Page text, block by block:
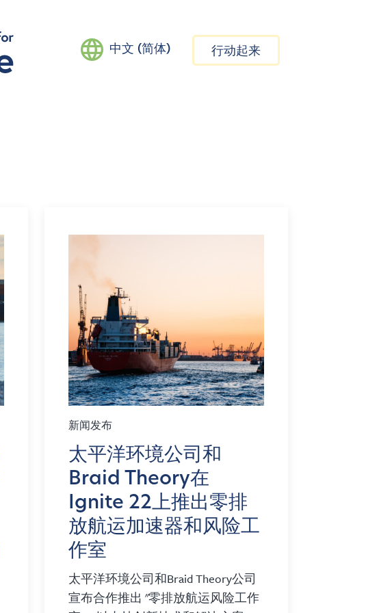
中文 (简体) 行动起来
新闻发布
太平洋环境公司和
Braid Theory在
Ignite 22上推出零排
放航运加速器和风险工
作室
太平洋环境公司和Braid Theory公司
宣布合作推出 "零排放航运风险工作